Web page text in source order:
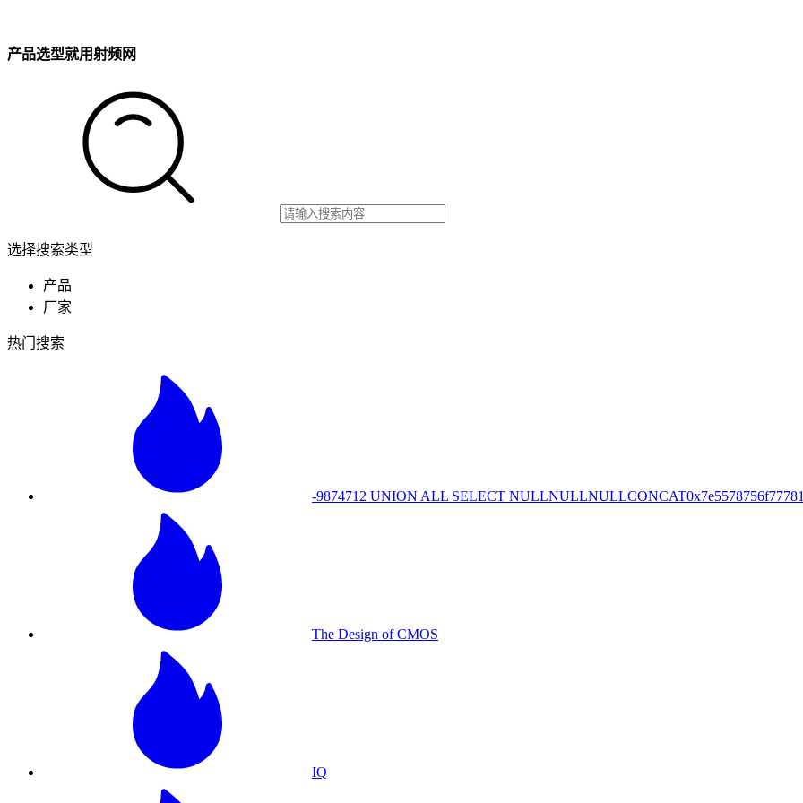
产品选型就用射频网
选择搜索类型
产品
厂家
热门搜索
-9874712 UNION ALL SELECT
The Design of CMOS
IQ